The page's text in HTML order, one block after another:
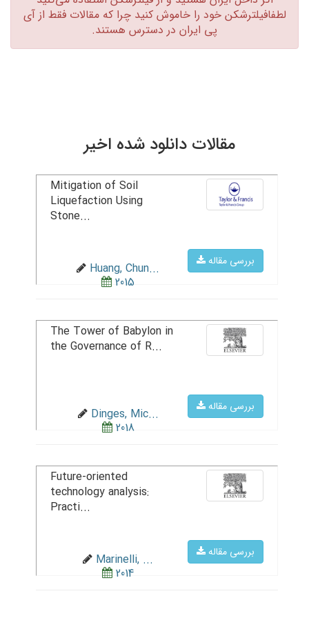
لطفافیلترشکن خود را خاموش کنید چرا که مقالات فقط از آی
پی ایران در دسترس هستند.‏
مقالات دانلود شده اخیر
بررسی مقاله
Mitigation of Soil
Liquefaction Using
Stone...
Huang, Chun...
2015
بررسی مقاله
The Tower of Babylon in
the Governance of R...
Dinges, Mic...
2018
بررسی مقاله
Future-oriented
technology analysis:
Practi...
Marinelli, ...
2014